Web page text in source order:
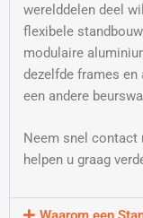
werelddelen deel
flexibele
modulaire
dezelfde frames en
een andere
Neem snel contact
helpen u graag